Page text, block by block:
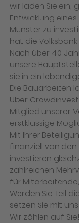
wir laden Sie ein,
Entwicklung
Münster zu
hat die
Nach über 40
unsere
sie in ein
Die Bauarbeiten
Über
Mitglied unserer
erstklassige
Mit Ihrer
finanziell von den
investieren
zahlreichen
für
Werden Sie Teil
setzen Sie mit
Wir zählen auf Sie!